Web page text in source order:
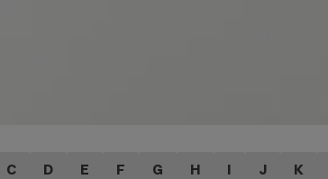
C D E F G H I J K